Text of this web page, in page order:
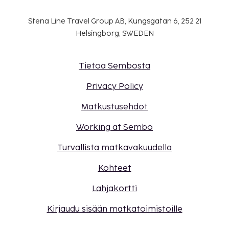
tällaista huonetta ottamalla yhteyttä suoraan
majoituspaikkaan käyttämällä
pääsemiseksi.
Stena Line Travel Group AB, Kungsgatan 6, 252 21
Helsingborg, SWEDEN
Tietoa Sembosta
Privacy Policy
Matkustusehdot
Working at Sembo
Turvallista matkavakuudella
Kohteet
Lahjakortti
Kirjaudu sisään matkatoimistoille